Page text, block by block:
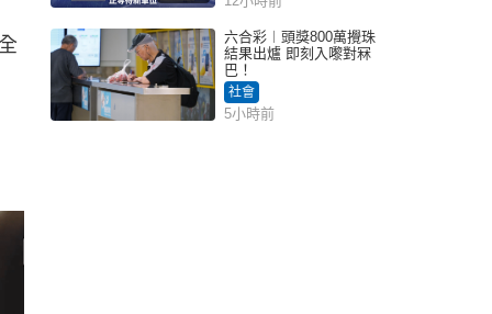
六合彩︱頭獎800萬攪珠
結果出爐 即刻入嚟對冧
巴！
社會
5小時前